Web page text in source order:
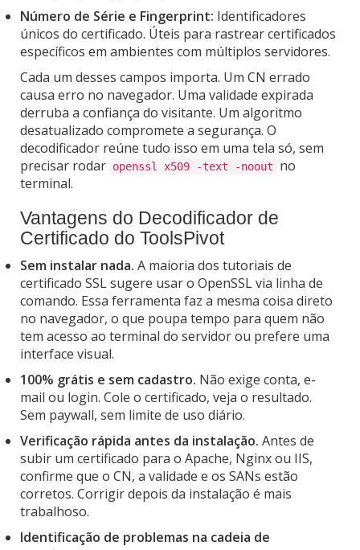
Número de Série e Fingerprint: Identificadores
únicos do certificado. Úteis para rastrear certificados
específicos em ambientes com múltiplos servidores.
Cada um desses campos importa. Um CN errado
causa erro no navegador. Uma validade expirada
derruba a confiança do visitante. Um algoritmo
desatualizado compromete a segurança. O
decodificador reúne tudo isso em uma tela só, sem
precisar rodar openssl x509 -text -noout
no
terminal.
Vantagens do Decodificador de
Certificado do ToolsPivot
Sem instalar nada. A maioria dos tutoriais de
certificado SSL sugere usar o OpenSSL via linha de
comando. Essa ferramenta faz a mesma coisa direto
no navegador, o que poupa tempo para quem não
tem acesso ao terminal do servidor ou prefere uma
interface visual.
100% grátis e sem cadastro. Não exige conta, e-
mail ou login. Cole o certificado, veja o resultado.
Sem paywall, sem limite de uso diário.
Verificação rápida antes da instalação. Antes de
subir um certificado para o Apache, Nginx ou IIS,
confirme que o CN, a validade e os SANs estão
corretos. Corrigir depois da instalação é mais
trabalhoso.
Identificação de problemas na cadeia de